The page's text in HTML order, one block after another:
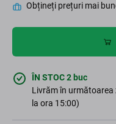
Obțineți prețuri mai
ÎN STOC 2 buc
Livrăm în
la ora 15:00)